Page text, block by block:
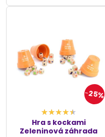
25%
Hra s kockami
Zeleninová záhrada